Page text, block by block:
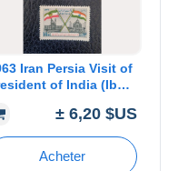
Iran Persia Visit of
of India (Ibn
1248
± 6,20 $US
Acheter